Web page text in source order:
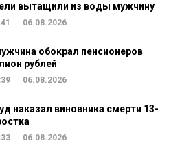
вытащили из воды мужчину
06.08.2026
обокрал пенсионеров
рублей
06.08.2026
наказал виновника смерти 13-
06.08.2026